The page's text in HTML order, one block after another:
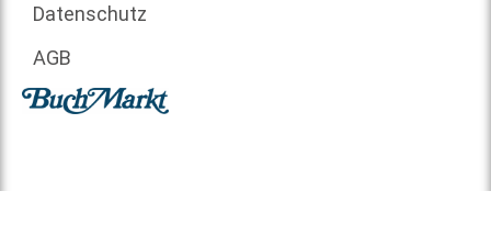
Datenschutz
AGB